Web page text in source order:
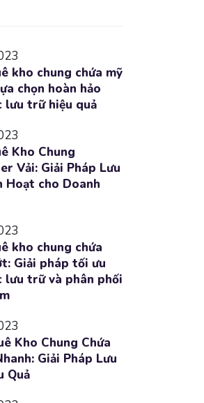
kho chung chứa mỹ
chọn hoàn hảo
lưu trữ hiệu quả
Kho Chung
Vải: Giải Pháp Lưu
Hoạt cho Doanh
kho chung chứa
Giải pháp tối ưu
lưu trữ và phân phối
Kho Chung Chứa
Giải Pháp Lưu
Quả